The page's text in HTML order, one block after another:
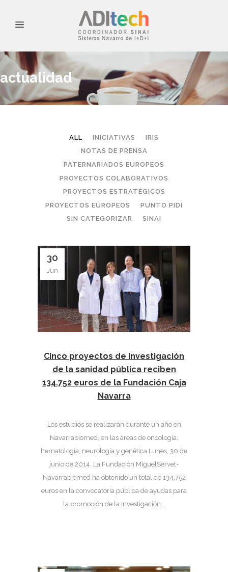
actualidad
ALL INICIATIVAS
IRIS
NOTAS DE PRENSA
PATERNARIADOS EUROPEOS
PROYECTOS COLABORATIVOS
PROYECTOS ESTRATÉGICOS
PROYECTOS EUROPEOS
PUNTO PIDI
SIN CATEGORIZAR
SINAI
30
Jun
Cinco proyectos de investigación
de la sanidad pública reciben
134.752 euros de la Fundación Caja
Navarra
Los estudios se realizarán durante un año en
Navarrabiomed, en las áreas de oncología,
hematología, neurología y genética Lunes, 30 de
junio de 2014. La Fundación MiguelServet-
Navarrabiomed ha obtenido un total de 134.752
euros en la convocatoria pública de ayudas para
la promoción de la Investigación...